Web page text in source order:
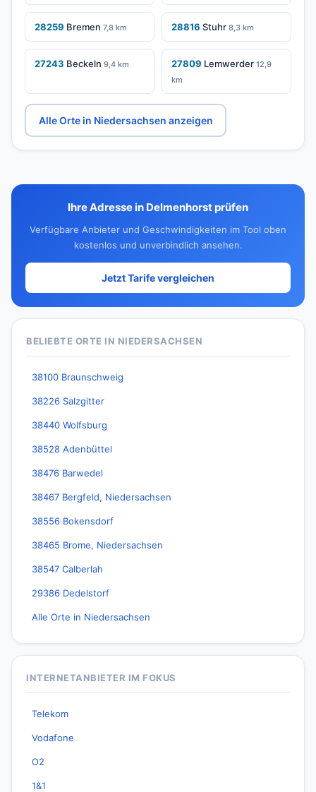
28259 Bremen 7,8 km 28816 Stuhr 8,3 km
27243 Beckeln 9,4 km 27809 Lemwerder 12,9
km
Alle Orte in Niedersachsen anzeigen
Ihre Adresse in Delmenhorst prüfen
Verfügbare Anbieter und Geschwindigkeiten im Tool oben
kostenlos und unverbindlich ansehen.
Jetzt Tarife vergleichen
BELIEBTE ORTE IN NIEDERSACHSEN
38100 Braunschweig
38226 Salzgitter
38440 Wolfsburg
38528 Adenbüttel
38476 Barwedel
38467 Bergfeld, Niedersachsen
38556 Bokensdorf
38465 Brome, Niedersachsen
38547 Calberlah
29386 Dedelstorf
Alle Orte in Niedersachsen
INTERNETANBIETER IM FOKUS
Telekom
Vodafone
O2
1&1